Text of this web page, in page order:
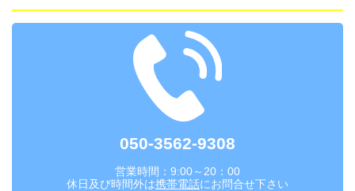
050-3562-9308
営業時間：9:00～20：00
休日及び時間外は携帯電話にお問合せ下さい